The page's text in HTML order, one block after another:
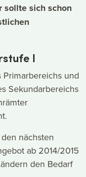
sollte sich schon
I
und
Sekundarbereichs
nächsten
ab 2014/2015
den Bedarf